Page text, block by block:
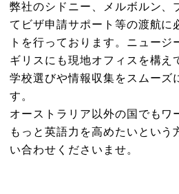
弊社のシドニー、メルボルン、
てビザ申請サポート等の渡航に
トを行っております。ニュージ
ギリスにも現地オフィスを構え
学校選びや情報収集をスムーズ
す。
オーストラリア以外の国でもワ
もっと英語力を高めたいという
い合わせくださいませ。